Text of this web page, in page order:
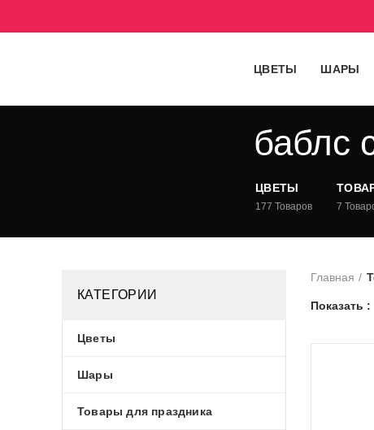
ЦВЕТЫ ШАРЫ
баблс
ЦВЕТЫ
177 Товаров Товаров
КАТЕГОРИИ
Цветы
Шары
Товары для праздника
Главная
Показать